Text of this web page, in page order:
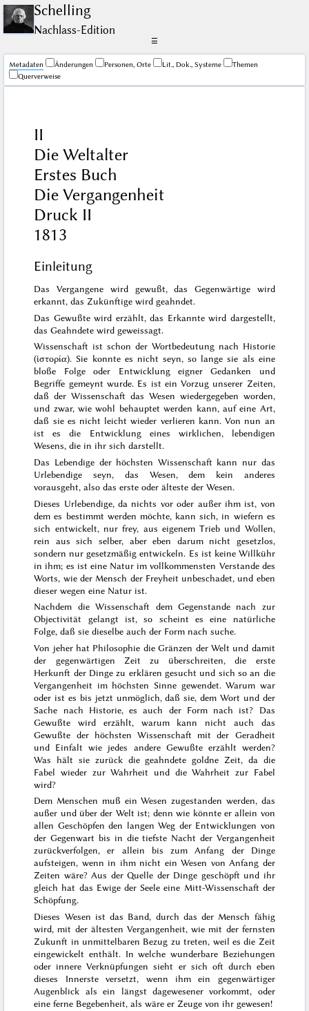
Schelling
Nachlass-Edition
☰
Me­ta­da­ten Änderungen Personen, Orte Lit., Dok., Systeme
Themen
Querverweise
II
Die Weltalter
Erstes Buch
Die Vergangenheit
Druck II
1813
Einleitung
Das Vergangene wird gewußt, das Gegenwärtige wird
erkannt, das Zukünftige wird geahndet.
Das Gewußte wird erzählt, das Erkannte wird dargestellt,
das Geahndete wird geweissagt.
Wissenschaft ist schon der Wortbedeutung nach Historie
(ἱστορία). Sie konnte es nicht seyn, so lange sie als eine
bloße Folge oder Entwicklung eigner Gedanken und
Begriffe gemeynt wurde. Es ist ein Vorzug unserer Zeiten,
daß der Wissenschaft das Wesen wiedergegeben worden,
und zwar, wie wohl behauptet werden kann, auf eine Art,
daß sie es nicht leicht wieder verlieren kann. Von nun an
ist es die Entwicklung eines wirklichen, lebendigen
Wesens, die in ihr sich darstellt.
Das Lebendige der höchsten Wissenschaft kann nur das
Urlebendige seyn, das Wesen, dem kein anderes
vorausgeht, also das erste oder älteste der Wesen.
Dieses Urlebendige, da nichts vor oder außer ihm ist, von
dem es bestimmt werden möchte, kann sich, in wiefern es
sich entwickelt, nur frey, aus eigenem Trieb und Wollen,
rein aus sich selber, aber eben darum nicht gesetzlos,
sondern nur gesetzmäßig entwickeln. Es ist keine Willkühr
in ihm; es ist eine Natur im vollkommensten Verstande des
Worts, wie der Mensch der Freyheit unbeschadet, und eben
dieser wegen eine Natur ist.
Nachdem die Wissenschaft dem Gegenstande nach zur
Objectivität gelangt ist, so scheint es eine natürliche
Folge, daß sie dieselbe auch der Form nach suche.
Von jeher hat Philosophie die Gränzen der Welt und damit
der gegenwärtigen Zeit zu überschreiten, die erste
Herkunft der Dinge zu erklären gesucht und sich so an die
Vergangenheit im höchsten Sinne gewendet. Warum war
oder ist es bis jetzt unmöglich, daß sie, dem Wort und der
Sache nach Historie, es auch der Form nach ist? Das
Gewußte wird erzählt, warum kann nicht auch das
Gewußte der höchsten Wissenschaft mit der Geradheit
und Einfalt wie jedes andere Gewußte erzählt werden?
Was hält sie zurück die geahndete goldne Zeit, da die
Fabel wieder zur Wahrheit und die Wahrheit zur Fabel
wird?
Dem Menschen muß ein Wesen zugestanden werden, das
außer und über der Welt ist; denn wie könnte er allein von
allen Geschöpfen den langen Weg der Entwicklungen von
der Gegenwart bis in die tiefste Nacht der Vergangenheit
zurückverfolgen, er allein bis zum Anfang der Dinge
aufsteigen, wenn in ihm nicht ein Wesen von Anfang der
Zeiten wäre? Aus der Quelle der Dinge geschöpft und ihr
gleich hat das Ewige der Seele eine Mitt-Wissenschaft der
Schöpfung.
Dieses Wesen ist das Band, durch das der Mensch fähig
wird, mit der ältesten Vergangenheit, wie mit der fernsten
Zukunft in unmittelbaren Bezug zu treten, weil es die Zeit
eingewickelt enthält. In welche wunderbare Beziehungen
oder innere Verknüpfungen sieht er sich oft durch eben
dieses Innerste versetzt, wenn ihm ein gegenwärtiger
Augenblick als ein längst dagewesener vorkommt, oder
eine ferne Begebenheit, als wäre er Zeuge von ihr gewesen!